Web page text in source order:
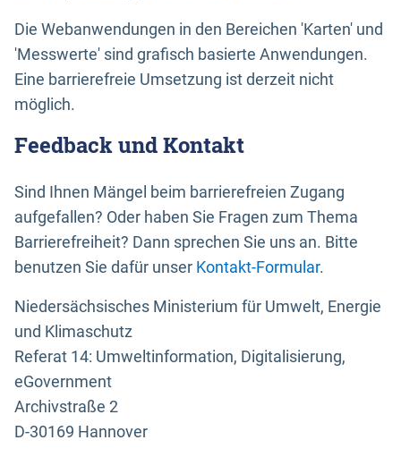
Die Webanwendungen in den Bereichen 'Karten' und
'Messwerte' sind grafisch basierte Anwendungen.
Eine barrierefreie Umsetzung ist derzeit nicht
möglich.
Feedback und Kontakt
Sind Ihnen Mängel beim barrierefreien Zugang
aufgefallen? Oder haben Sie Fragen zum Thema
Barrierefreiheit? Dann sprechen Sie uns an. Bitte
benutzen Sie dafür unser Kontakt-Formular.
Niedersächsisches Ministerium für Umwelt, Energie
und Klimaschutz
Referat 14: Umweltinformation, Digitalisierung,
eGovernment
Archivstraße 2
D-30169 Hannover